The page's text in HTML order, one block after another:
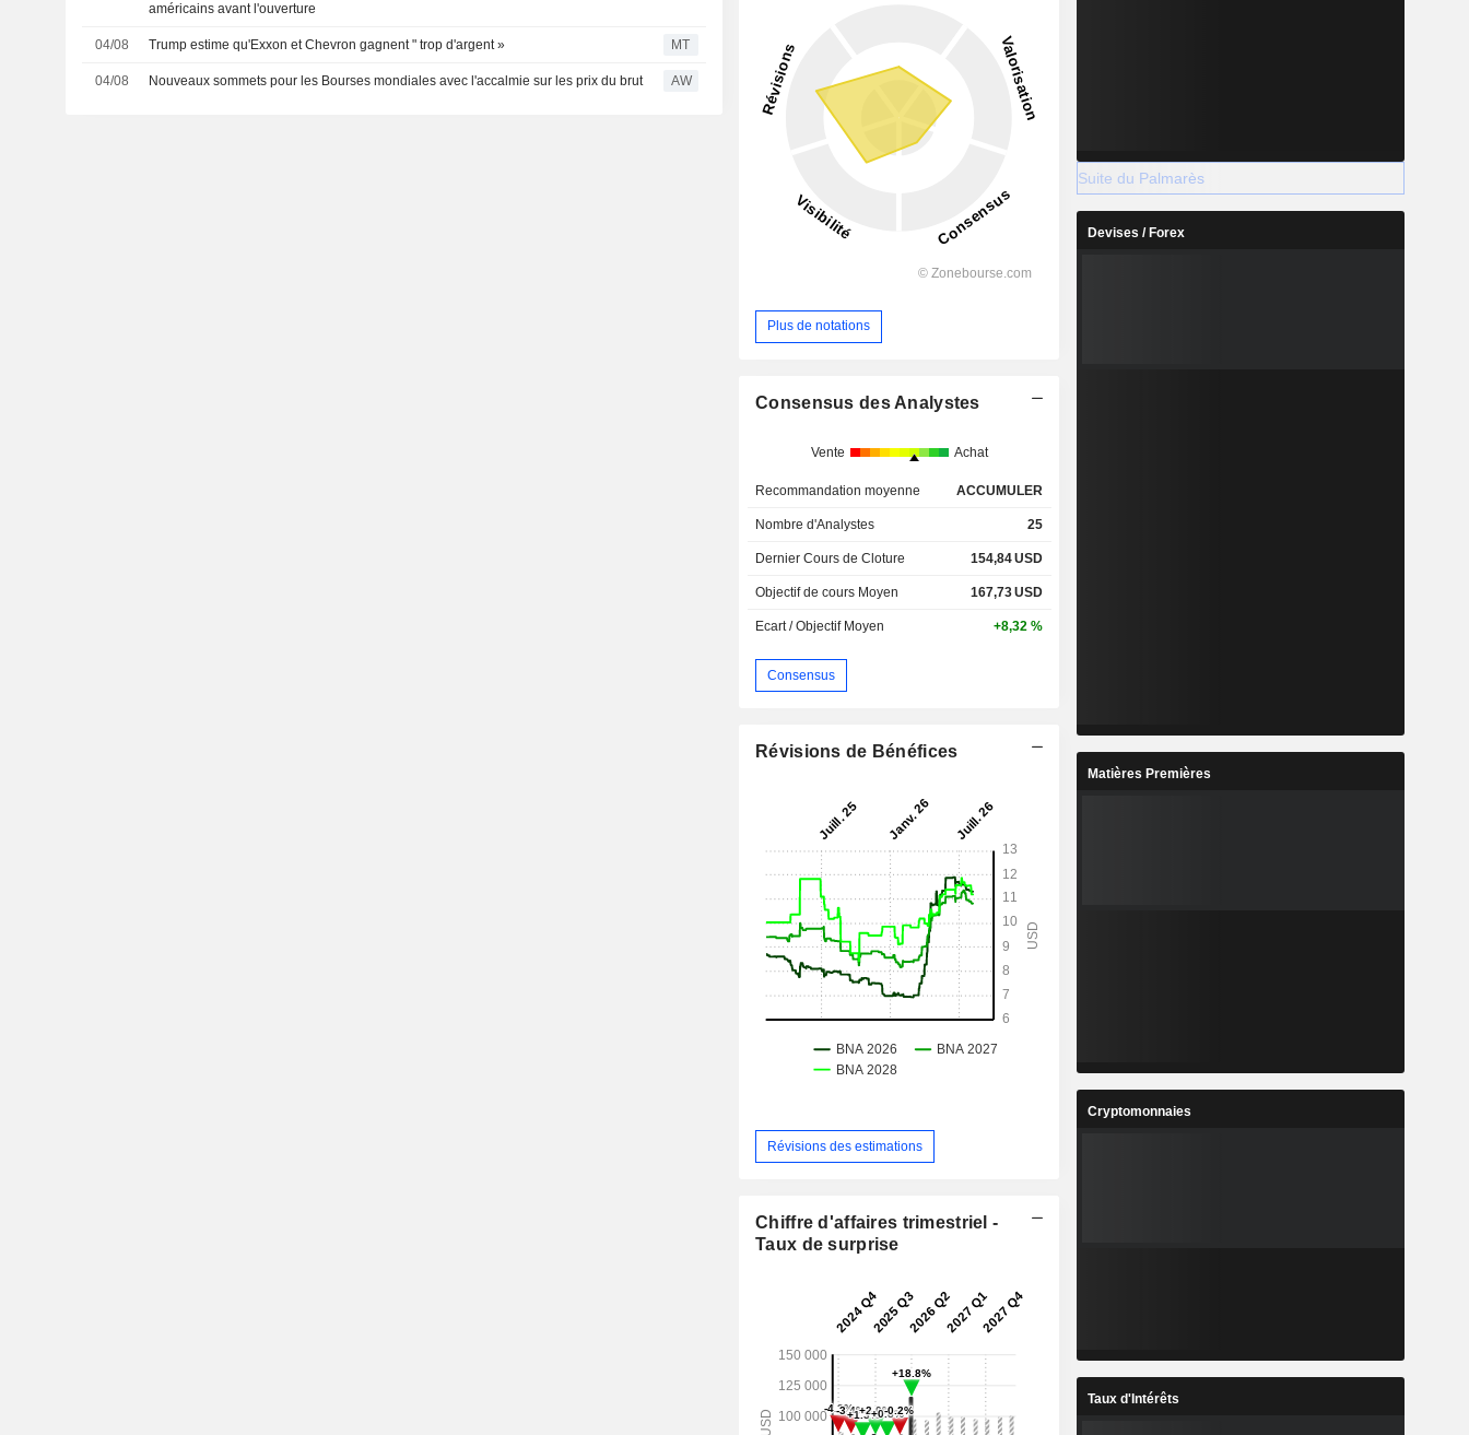
américains avant l'ouverture
04/08 Trump estime qu'Exxon et Chevron gagnent " trop d'argent » MT
04/08 Nouveaux sommets pour les Bourses mondiales avec l'accalmie sur les prix du brut AW
Plus de notations
Consensus des Analystes
Vente Achat
Recommandation moyenne ACCUMULER
Nombre d'Analystes 25
Dernier Cours de Cloture 154,84USD
Objectif de cours Moyen 167,73USD
Ecart / Objectif Moyen +8,32 %
Consensus
Révisions de Bénéfices
Révisions des estimations
Chiffre d'affaires trimestriel -
Taux de surprise
Suite du Palmarès
Devises / Forex
Matières Premières
Cryptomonnaies
Taux d'Intérêts